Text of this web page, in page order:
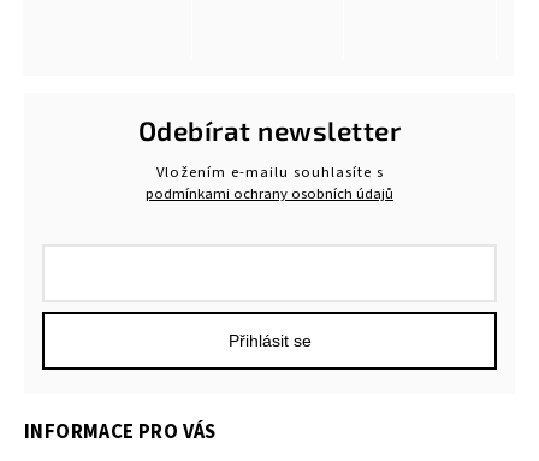
INFORMACE PRO VÁS
Odebírat newsletter
Vložením e-mailu souhlasíte s
podmínkami ochrany osobních údajů
Přihlásit se